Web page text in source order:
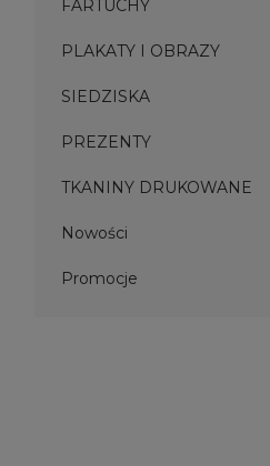
FARTUCHY
PLAKATY I OBRAZY
SIEDZISKA
PREZENTY
TKANINY DRUKOWANE
Nowości
Promocje